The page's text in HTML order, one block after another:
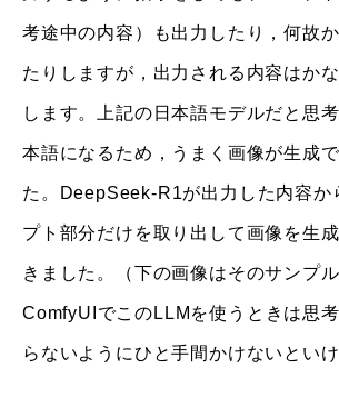
考途中の内容）も出力したり，何故
たりしますが，出力される内容はか
します。上記の日本語モデルだと思
本語になるため，うまく画像が生成
た。DeepSeek-R1が出力した内容か
プト部分だけを取り出して画像を生
きました。（下の画像はそのサンプル
ComfyUIでこのLLMを使うときは思
らないようにひと手間かけないとい